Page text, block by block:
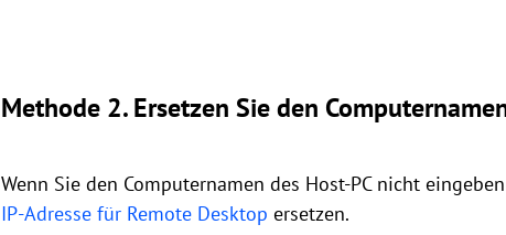
Methode 2. Ersetzen Sie den
Wenn Sie den Computernamen des Host-PC nicht
IP-Adresse für Remote Desktop ersetzen.